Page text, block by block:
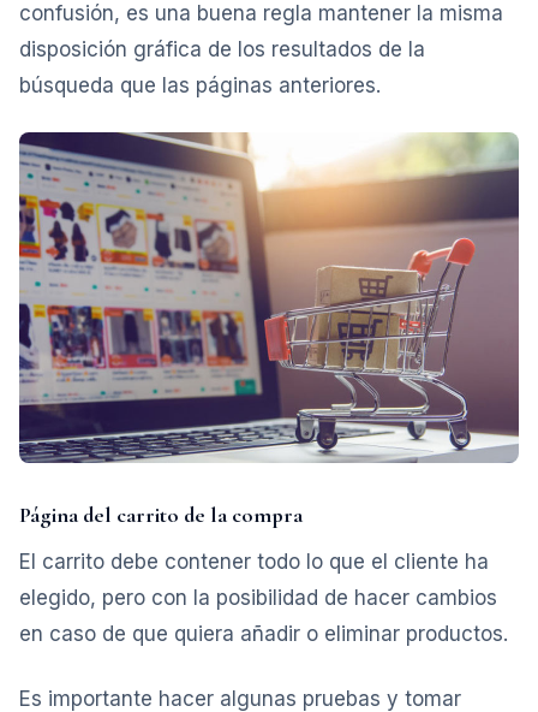
confusión, es una buena regla mantener la misma
disposición gráfica de los resultados de la
búsqueda que las páginas anteriores.
Página del carrito de la compra
El carrito debe contener todo lo que el cliente ha
elegido, pero con la posibilidad de hacer cambios
en caso de que quiera añadir o eliminar productos.
Es importante hacer algunas pruebas y tomar